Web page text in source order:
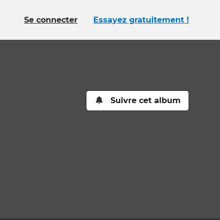
Se connecter Essayez gratuitement !
Suivre cet album